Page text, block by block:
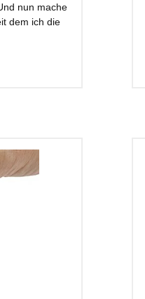
nun mache
dem ich die